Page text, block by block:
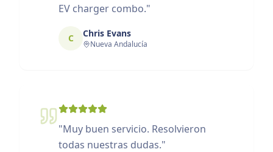
EV charger combo."
C Chris Evans
Nueva Andalucía
"Muy buen servicio. Resolvieron
todas nuestras dudas."